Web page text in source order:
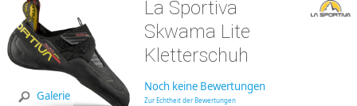
Entdecken
Hilfe, Kontakt
Galerie
La Sportiva
Skwama Lite
Kletterschuh
Noch keine Bewertungen
Zur Echtheit der Bewertungen